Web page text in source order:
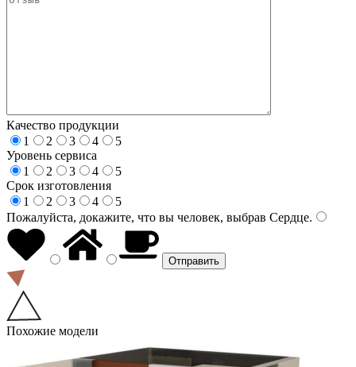
Качество продукции
1
2 3 4
5
Уровень сервиса
1
2 3 4
5
Срок изготовления
1
2 3 4
5
Пожалуйста, докажите, что вы человек, выбрав Сердце.
Похожие модели